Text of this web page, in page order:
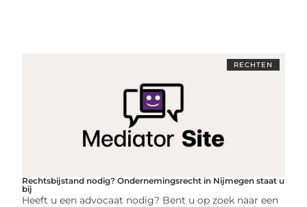
RECHTEN
Rechtsbijstand nodig? Ondernemingsrecht in Nijmegen staat u
bij
Heeft u een advocaat nodig? Bent u op zoek naar een